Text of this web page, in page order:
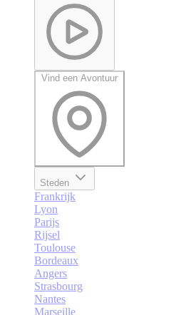
Vind een Avontuur
Steden
Frankrijk
Lyon
Parijs
Rijsel
Toulouse
Bordeaux
Angers
Strasbourg
Nantes
Marseille